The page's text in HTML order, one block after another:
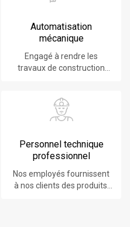
Automatisation
mécanique
Engagé à rendre les
travaux de construction
Personnel technique
professionnel
Nos employés fournissent
à nos clients des produits,